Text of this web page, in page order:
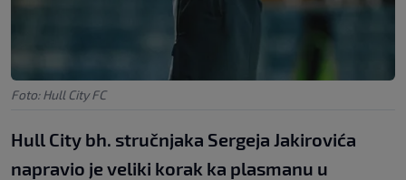
Foto: Hull City FC
Hull City bh. stručnjaka Sergeja Jakirovića
napravio je veliki korak ka plasmanu u